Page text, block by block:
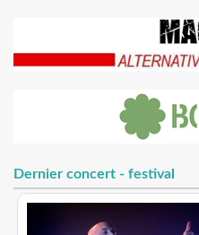
Dernier concert - festival